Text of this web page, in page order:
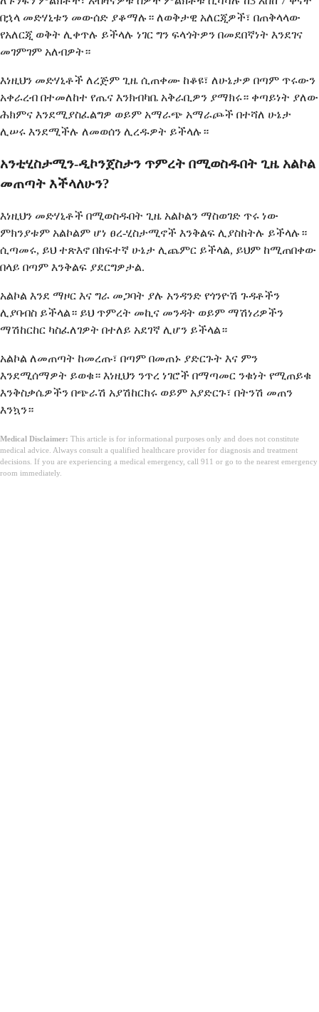
በኋላ መድሃኒቱን መውሰድ ያቆማሉ። ለወቅታዊ አለርጂዎች፣ በጠቅላላው
የአለርጂ ወቅት ሊቀጥሉ ይችላሉ ነገር ግን ፍላጎትዎን በመደበኛነት እንደገና
መገምገም አለብዎት።
እነዚህን መድሃኒቶች ለረጅም ጊዜ ሲጠቀሙ ከቆዩ፣ ለሁኔታዎ በጣም ጥሩውን
አቀራረብ በተመለከተ የጤና እንክብካቤ አቅራቢዎን ያማክሩ። ቀጣይነት ያለው
ሕክምና እንደሚያስፈልግዎ ወይም አማራጭ አማራጮች በተሻለ ሁኔታ
ሊሠሩ እንደሚችሉ ለመወሰን ሊረዱዎት ይችላሉ።
አንቲሂስታሚን-ዲኮንጀስታን ጥምረት በሚወስዱበት ጊዜ አልኮል
መጠጣት እችላለሁን?
እነዚህን መድሃኒቶች በሚወስዱበት ጊዜ አልኮልን ማስወገድ ጥሩ ነው
ምክንያቱም አልኮልም ሆነ ፀረ-ሂስታሚኖች እንቅልፍ ሊያስከትሉ ይችላሉ።
ሲጣመሩ, ይህ ተጽእኖ በከፍተኛ ሁኔታ ሊጨምር ይችላል, ይህም ከሚጠበቀው
በላይ በጣም እንቅልፍ ያደርግዎታል.
አልኮል እንደ ማዞር እና ግራ መጋባት ያሉ አንዳንድ የጎንዮሽ ጉዳቶችን
ሊያባብስ ይችላል። ይህ ጥምረት መኪና መንዳት ወይም ማሽነሪዎችን
ማሽከርከር ካስፈለገዎት በተለይ አደገኛ ሊሆን ይችላል።
አልኮል ለመጠጣት ከመረጡ፣ በጣም በመጠኑ ያድርጉት እና ምን
እንደሚሰማዎት ይወቁ። እነዚህን ንጥረ ነገሮች በማጣመር ንቁነት የሚጠይቁ
እንቅስቃሴዎችን በጭራሽ አያሽከርክሩ ወይም አያድርጉ፣ በትንሽ መጠን
እንኳን።
Medical Disclaimer: This article is for informational purposes only and does not constitute
medical advice. Always consult a qualified healthcare provider for diagnosis and treatment
decisions. If you are experiencing a medical emergency, call 911 or go to the nearest emergency
room immediately.